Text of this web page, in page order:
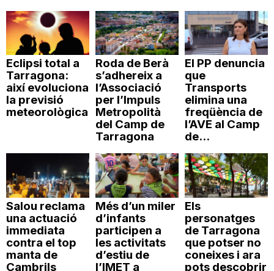
Eclipsi total a
Tarragona:
així evoluciona
la previsió
meteorològica
Roda de Berà
s’adhereix a
l’Associació
per l’Impuls
Metropolità
del Camp de
Tarragona
El PP denuncia
que
Transports
elimina una
freqüència de
l’AVE al Camp
de...
Salou reclama
una actuació
immediata
contra el top
manta de
Cambrils
Més d’un miler
d’infants
participen a
les activitats
d’estiu de
l’IMET a
Els
personatges
de Tarragona
que potser no
coneixes i ara
pots descobrir